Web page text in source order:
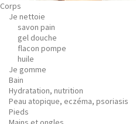
Corps
Je nettoie
savon pain
gel douche
flacon pompe
huile
Je gomme
Bain
Hydratation, nutrition
Peau atopique, eczéma, psoriasis
Pieds